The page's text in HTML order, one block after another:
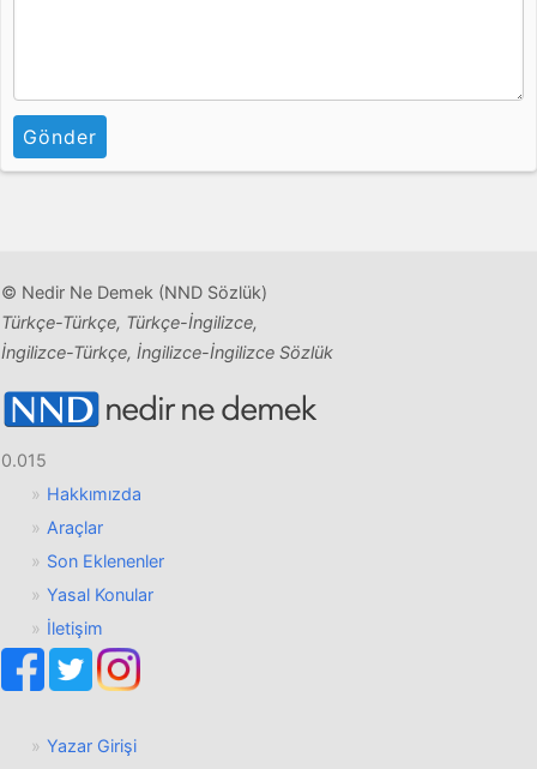
Gönder
© Nedir Ne Demek (NND Sözlük)
Türkçe-Türkçe, Türkçe-İngilizce,
İngilizce-Türkçe, İngilizce-İngilizce Sözlük
0.015
Hakkımızda
Araçlar
Son Eklenenler
Yasal Konular
İletişim
Yazar Girişi